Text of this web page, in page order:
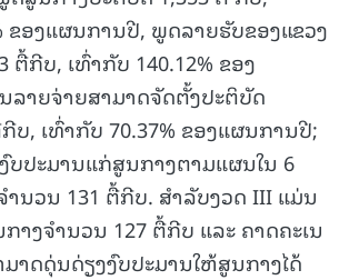
ຂອງແຜນການປີ, ພູດລາຍຮັບຂອງແຂວງ
ຕື້ກີບ, ເທົ່າກັບ 140.12% ຂອງ
ລາຍຈ່າຍສາມາດຈັດຕັ້ງປະຕິບັດ
ບ, ເທົ່າກັບ 70.37% ຂອງແຜນການປີ;
ບປະມານແກ່ສູນກາງຕາມແຜນໃນ 6
ນວນ 131 ຕື້ກີບ. ສໍາລັບງວດ III ແມ່ນ
າງຈໍານວນ 127 ຕື້ກີບ ແລະ ຄາດຄະເນ
າດດຸ່ນດ່ຽງງົບປະມານໃຫ້ສູນກາງໄດ້